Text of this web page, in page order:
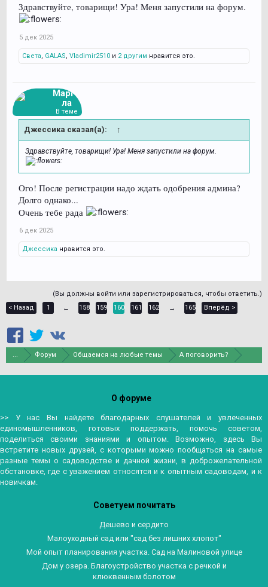
Здравствуйте, товарищи! Ура! Меня запустили на форум.
5 дек 2025
Света, GALAS, Vladimir2510 и 2 другим нравится это.
Марго
ла
В теме
Джессика сказал(а): ↑
Здравствуйте, товарищи! Ура! Меня запустили на форум.
Ого! После регистрации надо ждать одобрения админа?
Долго однако...
Очень тебе рада
6 дек 2025
Джессика нравится это.
(Вы должны войти или зарегистрироваться, чтобы ответить.)
< Назад
1 ← 158 159 160 161 162 → 165 Вперёд >
Форум Общаемся на любые темы А поговорить?
О форуме
>> У нас Вы найдете благодарных слушателей и увлеченных
единомышленников, готовых поддержать, помочь советом,
поделиться своими знаниями и опытом. Возможно, здесь Вы
встретите новых друзей, с которыми можно пообщаться на самые
разные темы о садоводстве и дачной жизни, в доброжелательной
обстановке, где с уважением относятся и к опытным садоводам, и к
новичкам.
Советуем почитать
Дешево и сердито
Малоуходный сад или "сад без лишних хлопот"
Мой опыт планирования участка. Сад на Малиновой улице
Дом у озера. Благоустройство участка с речкой и
клюквенным болотом